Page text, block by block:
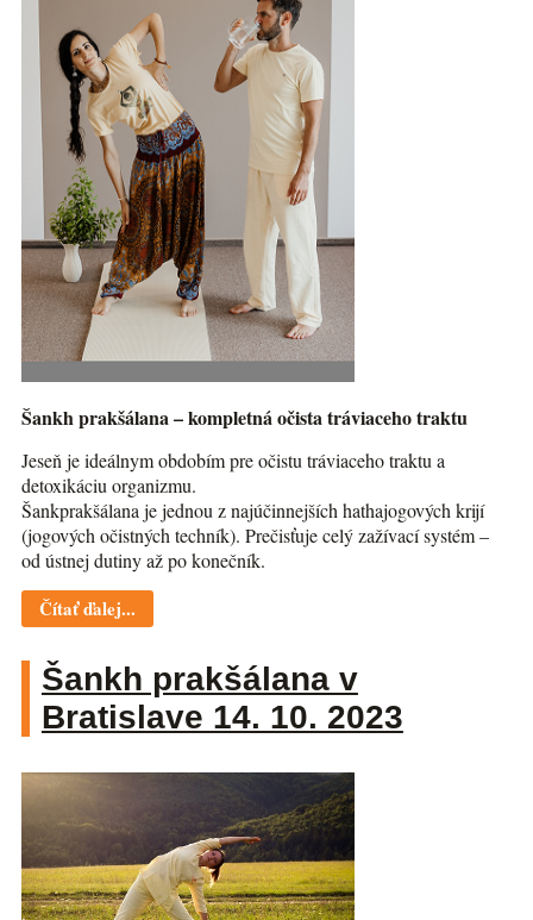
Šankh prakšálana – kompletná očista tráviaceho traktu
Jeseň je ideálnym obdobím pre očistu tráviaceho traktu a
detoxikáciu organizmu.
Šankprakšálana je jednou z najúčinnejších hathajogových krijí
(jogových očistných techník). Prečisťuje celý zažívací systém –
od ústnej dutiny až po konečník.
Čítať ďalej...
Šankh prakšálana v
Bratislave 14. 10. 2023